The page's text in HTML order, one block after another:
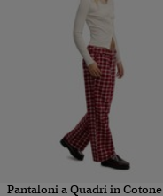
Pantaloni a Quadri in Cotone